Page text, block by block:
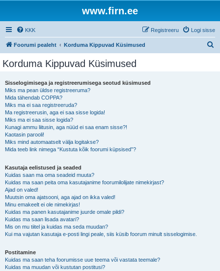
www.firn.ee
KKK Logi sisse
Registreeru
Foorumi pealeht Korduma Kippuvad Küsimused
Korduma Kippuvad Küsimused
Sisselogimisega ja registreerumisega seotud küsimused
Miks ma pean üldse registreeruma?
Mida tähendab COPPA?
Miks ma ei saa registreeruda?
Ma registreerusin, aga ei saa sisse logida!
Miks ma ei saa sisse logida?
Kunagi ammu liitusin, aga nüüd ei saa enam sisse?!
Kaotasin parooli!
Miks mind automaatselt välja logitakse?
Mida teeb link nimega “Kustuta kõik foorumi küpsised”?
Kasutaja eelistused ja seaded
Kuidas saan ma oma seadeid muuta?
Kuidas ma saan peita oma kasutajanime foorumilolijate nimekirjast?
Ajad on valed!
Muutsin oma ajatsooni, aga ajad on ikka valed!
Minu emakeelt ei ole nimekirjas!
Kuidas ma panen kasutajanime juurde omale pildi?
Kuidas ma saan lisada avatari?
Mis on mu tiitel ja kuidas ma seda muudan?
Kui ma vajutan kasutaja e-posti lingi peale, siis küsib foorum minult sisselogimise.
Postitamine
Kuidas ma saan teha foorumisse uue teema või vastata teemale?
Kuidas ma muudan või kustutan postitusi?